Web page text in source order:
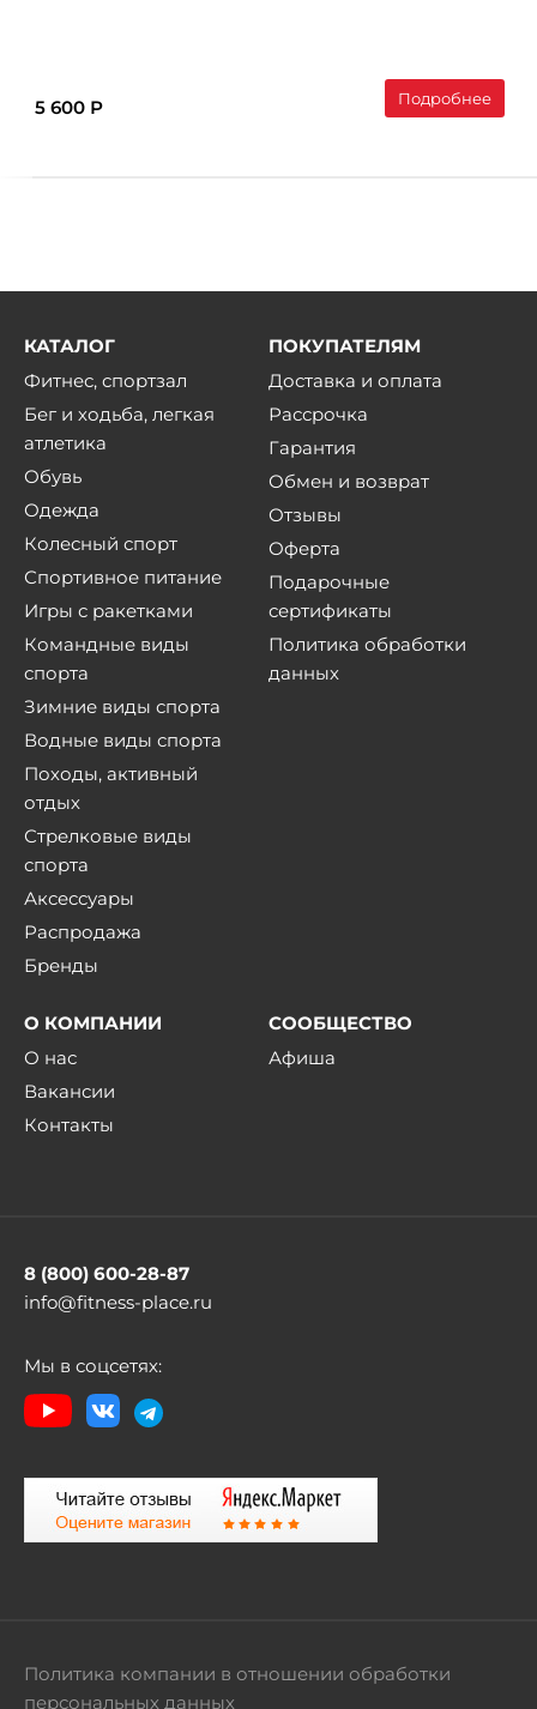
5 600 Р Подробнее
КАТАЛОГ
Фитнес, спортзал
Бег и ходьба, легкая
атлетика
Обувь
Одежда
Колесный спорт
Спортивное питание
Игры с ракетками
Командные виды
спорта
Зимние виды спорта
Водные виды спорта
Походы, активный
отдых
Стрелковые виды
спорта
Аксессуары
Распродажа
Бренды
ПОКУПАТЕЛЯМ
Доставка и оплата
Рассрочка
Гарантия
Обмен и возврат
Отзывы
Оферта
Подарочные
сертификаты
Политика обработки
данных
О КОМПАНИИ
О нас
Вакансии
Контакты
СООБЩЕСТВО
Афиша
8 (800) 600-28-87
info@fitness-place.ru
Мы в соцсетях:
Политика компании в отношении обработки
персональных данных